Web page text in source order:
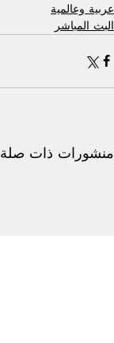
عربية وعالمية
البث المباشر
منشورات ذات صلة